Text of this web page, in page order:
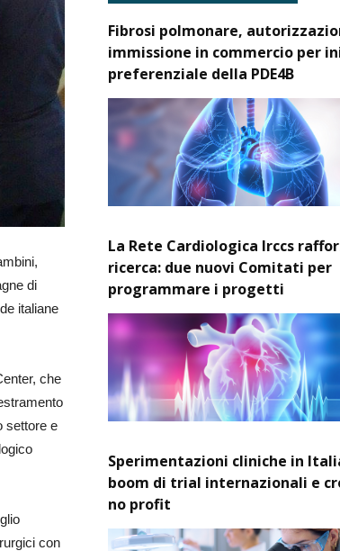
di
italiane
che
settore e
con
Fibrosi polmonare,
immissione in commercio per
preferenziale della PDE4B
La Rete Cardiologica Irccs
ricerca: due nuovi Comitati per
programmare i progetti
Sperimentazioni cliniche in
boom di trial internazionali e
no profit